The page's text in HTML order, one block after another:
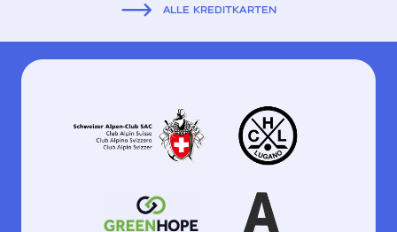
ALLE KREDITKARTEN